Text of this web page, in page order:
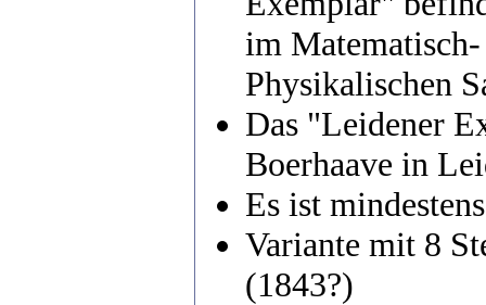
im Matematisch-
Physikalischen
Das "Leidener
Boerhaave in
Es ist
Variante mit 8
(1843?)